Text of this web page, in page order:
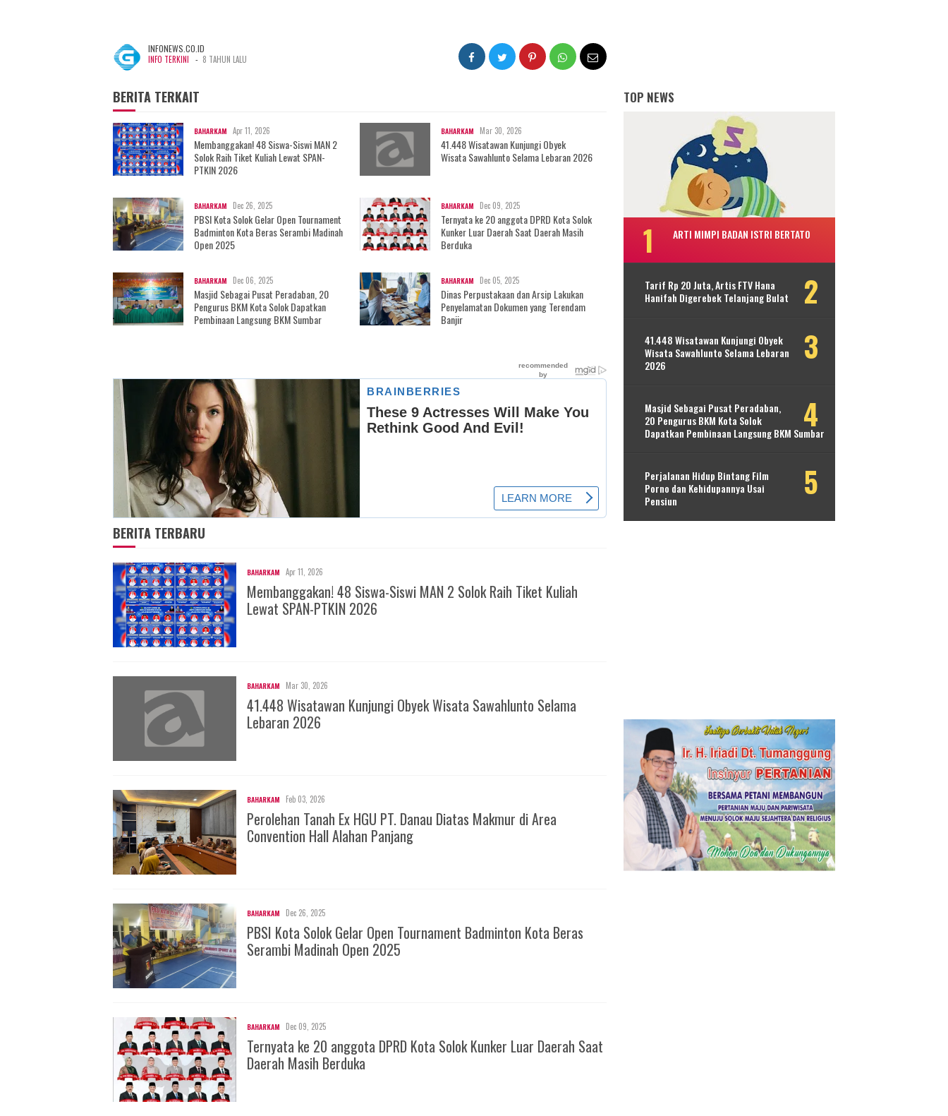
INFONEWS.CO.ID
INFO TERKINI - 8 TAHUN LALU
BERITA TERKAIT
BAHARKAM Apr 11, 2026
Membanggakan! 48 Siswa-Siswi MAN 2
Solok Raih Tiket Kuliah Lewat SPAN-
PTKIN 2026
BAHARKAM Mar 30, 2026
41.448 Wisatawan Kunjungi Obyek
Wisata Sawahlunto Selama Lebaran 2026
BAHARKAM Dec 26, 2025
PBSI Kota Solok Gelar Open Tournament
Badminton Kota Beras Serambi Madinah
Open 2025
BAHARKAM Dec 09, 2025
Ternyata ke 20 anggota DPRD Kota Solok
Kunker Luar Daerah Saat Daerah Masih
Berduka
BAHARKAM Dec 06, 2025
Masjid Sebagai Pusat Peradaban, 20
Pengurus BKM Kota Solok Dapatkan
Pembinaan Langsung BKM Sumbar
BAHARKAM Dec 05, 2025
Dinas Perpustakaan dan Arsip Lakukan
Penyelamatan Dokumen yang Terendam
Banjir
BERITA TERBARU
BAHARKAM Apr 11, 2026
Membanggakan! 48 Siswa-Siswi MAN 2 Solok Raih Tiket Kuliah
Lewat SPAN-PTKIN 2026
BAHARKAM Mar 30, 2026
41.448 Wisatawan Kunjungi Obyek Wisata Sawahlunto Selama
Lebaran 2026
BAHARKAM Feb 03, 2026
Perolehan Tanah Ex HGU PT. Danau Diatas Makmur di Area
Convention Hall Alahan Panjang
BAHARKAM Dec 26, 2025
PBSI Kota Solok Gelar Open Tournament Badminton Kota Beras
Serambi Madinah Open 2025
BAHARKAM Dec 09, 2025
Ternyata ke 20 anggota DPRD Kota Solok Kunker Luar Daerah Saat
Daerah Masih Berduka
TOP NEWS
ARTI MIMPI BADAN ISTRI BERTATO
Tarif Rp 20 Juta, Artis FTV Hana
Hanifah Digerebek Telanjang Bulat
41.448 Wisatawan Kunjungi Obyek
Wisata Sawahlunto Selama Lebaran
2026
Masjid Sebagai Pusat Peradaban,
20 Pengurus BKM Kota Solok
Dapatkan Pembinaan Langsung BKM Sumbar
Perjalanan Hidup Bintang Film
Porno dan Kehidupannya Usai
Pensiun